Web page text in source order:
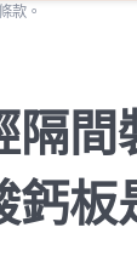
款。
隔間
鈣板